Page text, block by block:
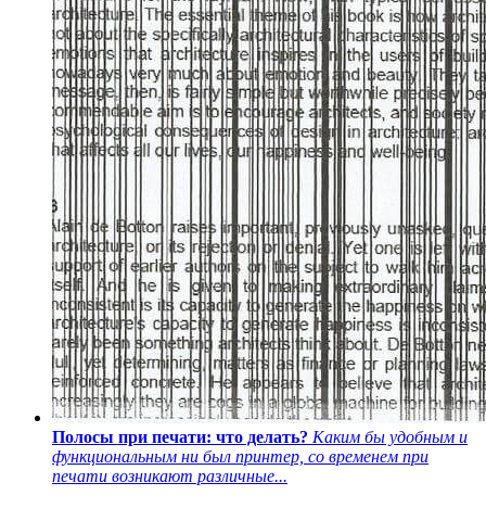
Полосы при печати: что делать? Каким бы удобным и
функциональным ни был принтер, со временем при
печати возникают различные...